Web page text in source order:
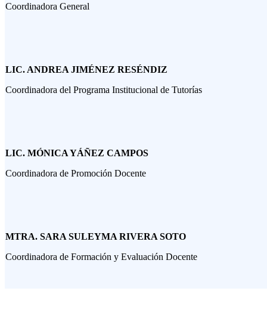
Coordinadora General
LIC. ANDREA JIMÉNEZ RESÉNDIZ
Coordinadora del Programa Institucional de Tutorías
LIC. MÓNICA YÁÑEZ CAMPOS
Coordinadora de Promoción Docente
MTRA. SARA SULEYMA RIVERA SOTO
Coordinadora de Formación y Evaluación Docente